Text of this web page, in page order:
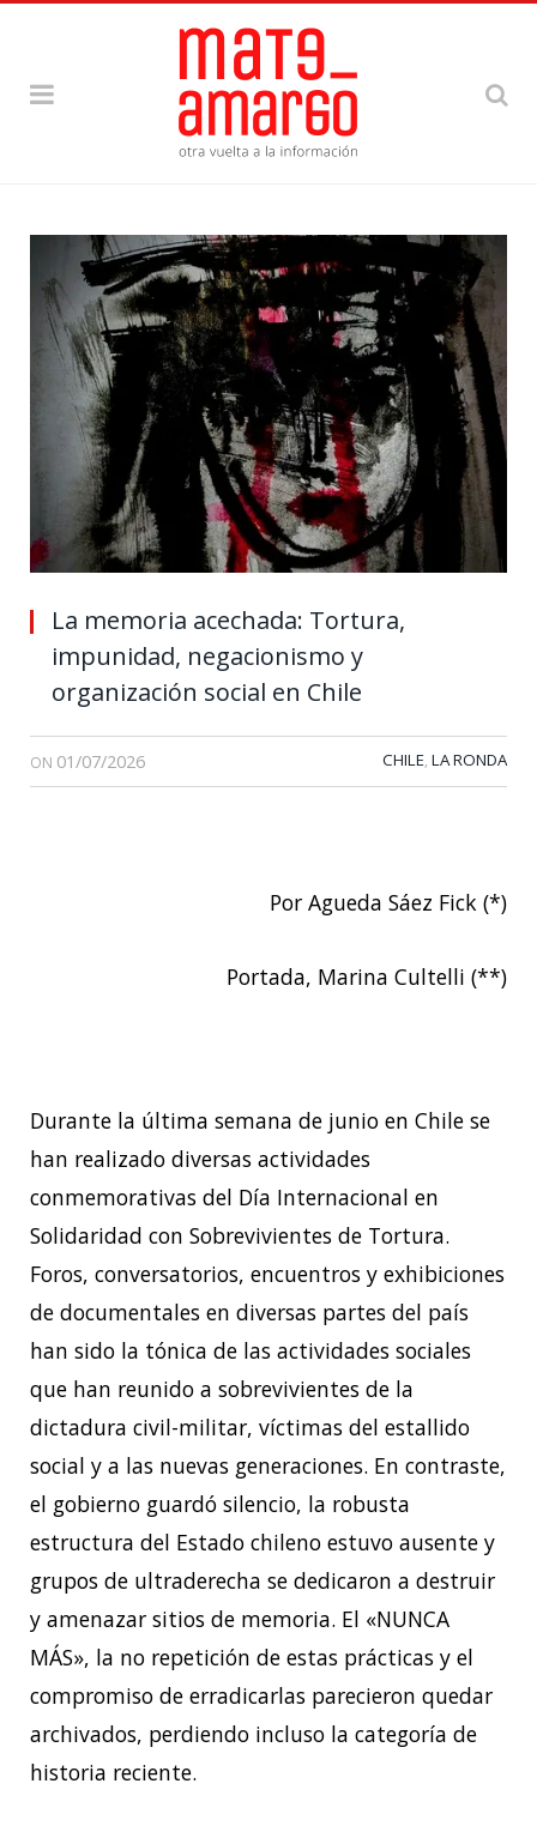
La memoria acechada: Tortura,
impunidad, negacionismo y
organización social en Chile
ON 01/07/2026 CHILE, LA RONDA
Por Agueda Sáez Fick (*)
Portada, Marina Cultelli (**)
Durante la última semana de junio en Chile se
han realizado diversas actividades
conmemorativas del Día Internacional en
Solidaridad con Sobrevivientes de Tortura.
Foros, conversatorios, encuentros y exhibiciones
de documentales en diversas partes del país
han sido la tónica de las actividades sociales
que han reunido a sobrevivientes de la
dictadura civil-militar, víctimas del estallido
social y a las nuevas generaciones. En contraste,
el gobierno guardó silencio, la robusta
estructura del Estado chileno estuvo ausente y
grupos de ultraderecha se dedicaron a destruir
y amenazar sitios de memoria. El «NUNCA
MÁS», la no repetición de estas prácticas y el
compromiso de erradicarlas parecieron quedar
archivados, perdiendo incluso la categoría de
historia reciente.